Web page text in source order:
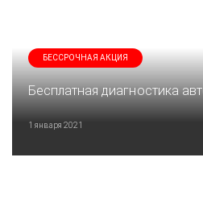
БЕССРОЧНАЯ АКЦИЯ
Бесплатная диагностика
1 января 2021